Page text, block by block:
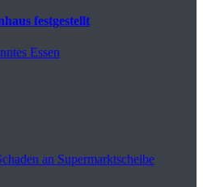
festgestellt
Essen
an Supermarktscheibe